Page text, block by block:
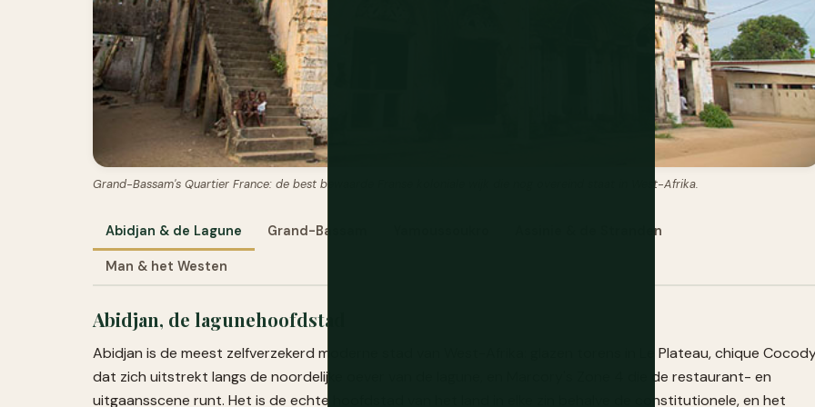
Grand-Bassam's Quartier France: de best bewaarde Franse koloniale wijk die nog overeind staat in West-Afrika.
Abidjan & de Lagune Grand-Bassam Assinie & de Stranden
Man & het Westen
Abidjan, de lagunehoofdstad
Abidjan is de meest zelfverzekerd moderne stad van West-Afrika: glazen torens in Le Plateau, chique
dat zich uitstrekt langs de noordelijke oever van de lagune, en Marcory's Zone 4 die de restaurant- en
uitgaansscene runt. Het is de echte hoofdstad van het land in elke zin behalve de constitutionele, en het